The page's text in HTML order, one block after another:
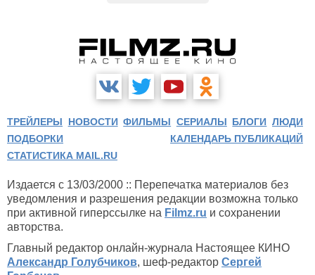
ТРЕЙЛЕРЫ НОВОСТИ ФИЛЬМЫ СЕРИАЛЫ БЛОГИ ЛЮДИ
ПОДБОРКИ
КАЛЕНДАРЬ ПУБЛИКАЦИЙ
СТАТИСТИКА MAIL.RU
Издается с 13/03/2000 :: Перепечатка материалов без
уведомления и разрешения редакции возможна только
при активной гиперссылке на Filmz.ru и сохранении
авторства.
Главный редактор онлайн-журнала Настоящее КИНО
Александр Голубчиков, шеф-редактор Сергей